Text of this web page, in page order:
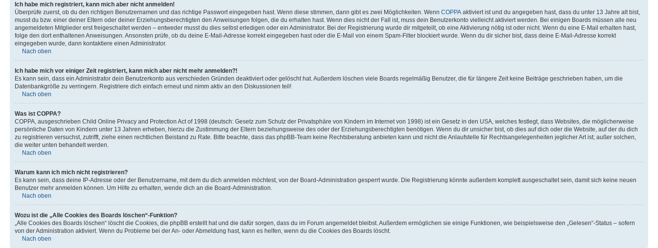
Ich habe mich registriert, kann mich aber nicht anmelden!
Überprüfe zuerst, ob du den richtigen Benutzernamen und das richtige Passwort eingegeben hast. Wenn diese stimmen, dann gibt es zwei Möglichkeiten. Wenn COPPA aktiviert ist und du angegeben hast, dass du unter 13 Jahre alt bist,
musst du bzw. einer deiner Eltern oder deiner Erziehungsberechtigten den Anweisungen folgen, die du erhalten hast. Wenn dies nicht der Fall ist, muss dein Benutzerkonto vielleicht aktiviert werden. Bei einigen Boards müssen alle neu
angemeldeten Mitglieder erst freigeschaltet werden – entweder musst du dies selbst erledigen oder ein Administrator. Bei der Registrierung wurde dir mitgeteilt, ob eine Aktivierung nötig ist oder nicht. Wenn du eine E-Mail erhalten hast,
folge den dort enthaltenen Anweisungen. Ansonsten prüfe, ob du deine E-Mail-Adresse korrekt eingegeben hast oder die E-Mail von einem Spam-Filter blockiert wurde. Wenn du dir sicher bist, dass deine E-Mail-Adresse korrekt
eingegeben wurde, dann kontaktiere einen Administrator.
Nach oben
Ich habe mich vor einiger Zeit registriert, kann mich aber nicht mehr anmelden?!
Es kann sein, dass ein Administrator dein Benutzerkonto aus verschieden Gründen deaktiviert oder gelöscht hat. Außerdem löschen viele Boards regelmäßig Benutzer, die für längere Zeit keine Beiträge geschrieben haben, um die
Datenbankgröße zu verringern. Registriere dich einfach erneut und nimm aktiv an den Diskussionen teil!
Nach oben
Was ist COPPA?
COPPA, ausgeschrieben Child Online Privacy and Protection Act of 1998 (deutsch: Gesetz zum Schutz der Privatsphäre von Kindern im Internet von 1998) ist ein Gesetz in den USA, welches festlegt, dass Websites, die möglicherweise
persönliche Daten von Kindern unter 13 Jahren erheben, hierzu die Zustimmung der Eltern beziehungsweise des oder der Erziehungsberechtigten benötigen. Wenn du dir unsicher bist, ob dies auf dich oder die Website, auf der du dich
zu registrieren versuchst, zutrifft, ziehe einen rechtlichen Beistand zu Rate. Bitte beachte, dass das phpBB-Team keine Rechtsberatung anbieten kann und nicht die Anlaufstelle für Rechtsangelegenheiten jeglicher Art ist; außer solchen,
die weiter unten behandelt werden.
Nach oben
Warum kann ich mich nicht registrieren?
Es kann sein, dass deine IP-Adresse oder der Benutzername, mit dem du dich anmelden möchtest, von der Board-Administration gesperrt wurde. Die Registrierung könnte außerdem komplett ausgeschaltet sein, damit sich keine neuen
Benutzer mehr anmelden können. Um Hilfe zu erhalten, wende dich an die Board-Administration.
Nach oben
Wozu ist die „Alle Cookies des Boards löschen“-Funktion?
„Alle Cookies des Boards löschen“ löscht die Cookies, die phpBB erstellt hat und die dafür sorgen, dass du im Forum angemeldet bleibst. Außerdem ermöglichen sie einige Funktionen, wie beispielsweise den „Gelesen“-Status – sofern
von der Administration aktiviert. Wenn du Probleme bei der An- oder Abmeldung hast, kann es helfen, wenn du die Cookies des Boards löscht.
Nach oben